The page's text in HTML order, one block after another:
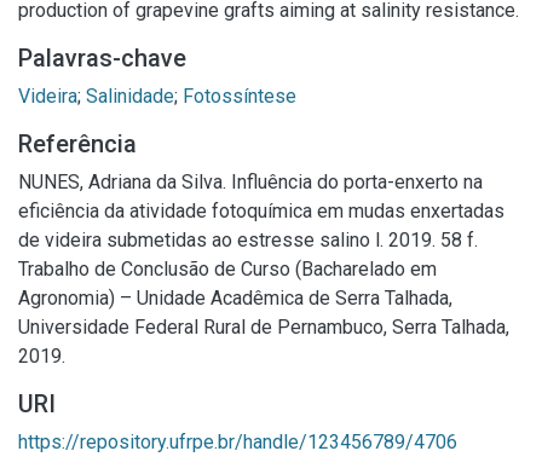
production of grapevine grafts aiming at salinity resistance.
Palavras-chave
Videira; Salinidade; Fotossíntese
Referência
NUNES, Adriana da Silva. Influência do porta-enxerto na
eficiência da atividade fotoquímica em mudas enxertadas
de videira submetidas ao estresse salino l. 2019. 58 f.
Trabalho de Conclusão de Curso (Bacharelado em
Agronomia) – Unidade Acadêmica de Serra Talhada,
Universidade Federal Rural de Pernambuco, Serra Talhada,
2019.
URI
https://repository.ufrpe.br/handle/123456789/4706